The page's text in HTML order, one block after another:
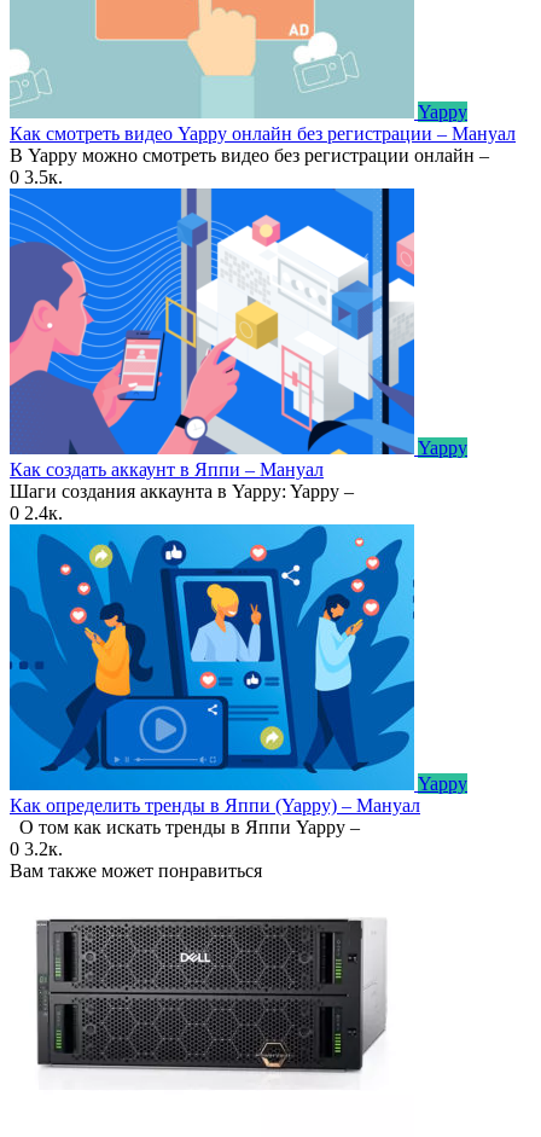
Yappy
Как смотреть видео Yappy онлайн без регистрации – Мануал
В Yappy можно смотреть видео без регистрации онлайн –
0 3.5к.
Yappy
Как создать аккаунт в Яппи – Мануал
Шаги создания аккаунта в Yappy: Yappy –
0 2.4к.
Yappy
Как определить тренды в Яппи (Yappy) – Мануал
О том как искать тренды в Яппи Yappy –
0 3.2к.
Вам также может понравиться